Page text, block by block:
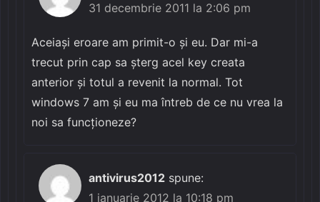
31 decembrie 2011 la 2:06 pm
Aceiași eroare am primit-o și eu. Dar mi-a
trecut prin cap sa șterg acel key creata
anterior și totul a revenit la normal. Tot
windows 7 am și eu ma întreb de ce nu vrea la
noi sa funcționeze?
antivirus2012 spune:
1 ianuarie 2012 la 10:18 pm